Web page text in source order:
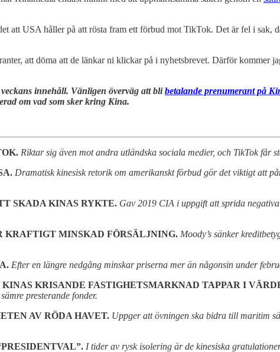
att USA håller på att rösta fram ett förbud mot TikTok. Det är fel i sak,
att döma att de länkar ni klickar på i nyhetsbrevet. Därför kommer
innehåll. Vänligen överväg att blibetalande prenumerant på
om vad som sker kring Kina.
Riktar sig även mot andra utländska sociala medier, och TikTok får
Dramatisk kinesisk retorik om amerikanskt förbud gör det viktigt att
SKADA KINAS RYKTE. Gav 2019 CIA i uppgift att sprida
KRAFTIGT MINSKAD FÖRSÄLJNING. Moody’s sänker
Efter en längre nedgång minskar priserna mer än någonsin under
KRISANDE FASTIGHETSMARKNAD TAPPAR I
presterande fonder.
AV RÖDA HAVET. Uppger att övningen ska bidra till maritim
I tider av rysk isolering är de kinesiska